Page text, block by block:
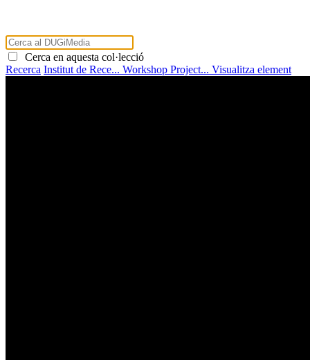
Cerca en aquesta col·lecció
Recerca Institut de Rece... Workshop Project... Visualitza element